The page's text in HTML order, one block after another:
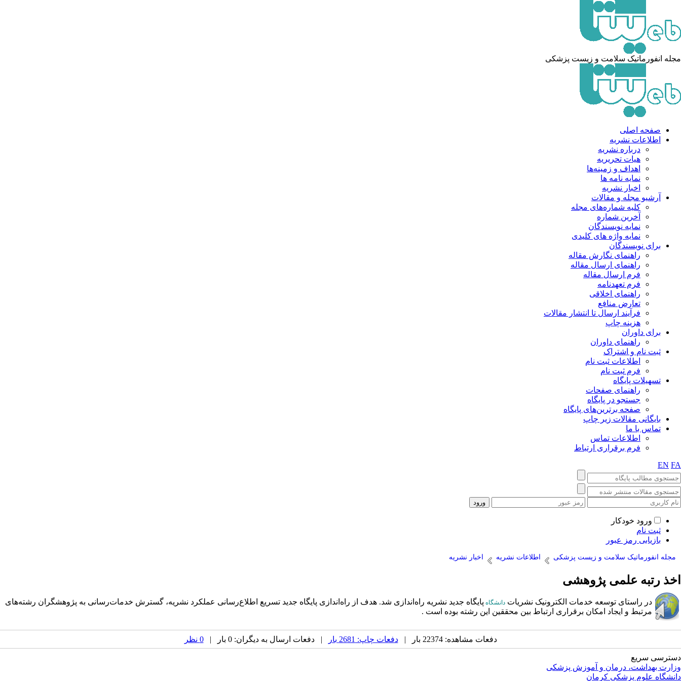
مجله انفورماتیک سلامت و زیست پزشکی
صفحه اصلی
اطلاعات نشریه
درباره نشریه
هیات تحریریه
اهداف و زمینه‌ها
نمایه نامه ها
اخبار نشریه
آرشیو مجله و مقالات
کلیه شماره‌های مجله
آخرین شماره
نمایه نویسندگان
نمایه واژه های کلیدی
برای نویسندگان
راهنمای نگارش مقاله
راهنمای ارسال مقاله
فرم ارسال مقاله
فرم تعهدنامه
راهنمای اخلاقی
تعارض منافع
فرآیند ارسال تا انتشار مقالات
هزینه چاپ
برای داوران
راهنمای داوران
ثبت نام و اشتراک
اطلاعات ثبت نام
فرم ثبت نام
تسهیلات پایگاه
راهنمای صفحات
جستجو در پایگاه
صفحه برترین‌های پایگاه
بایگانی مقالات زیر چاپ
تماس با ما
اطلاعات تماس
فرم برقراری ارتباط
EN FA
ورود خودکار
ثبت نام
بازیابی رمز عبور
مجله انفورماتیک سلامت و زیست پزشکی اطلاعات نشریه اخبار نشریه
اخذ رتبه علمی پژوهشی
در راستای توسعه خدمات الکترونیک نشریات دانشگاه پایگاه جدید نشریه راه‌اندازی شد. هدف از راه‌اندازی پایگاه جدید تسریع اطلاع‌رسانی عملکرد نشریه، گسترش خدمات‌رسانی به پژوهشگران رشته‌های
مرتبط و ایجاد امکان برقراری ارتباط بین محققین این رشته بوده است .
دفعات مشاهده: 22374 بار | دفعات چاپ: 2681 بار | دفعات ارسال به دیگران: 0 بار | 0 نظر
دسترسی سریع
وزارت بهداشت، درمان و آموزش پزشکی
دانشگاه علوم پزشکی کرمان